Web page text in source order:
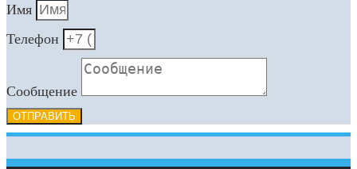
Имя
Телефон
Сообщение
ОТПРАВИТЬ